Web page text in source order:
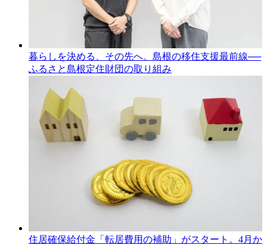
暮らしを決める、その先へ。島根の移住支援最前線──
ふるさと島根定住財団の取り組み
住居確保給付金「転居費用の補助」がスタート。4月か